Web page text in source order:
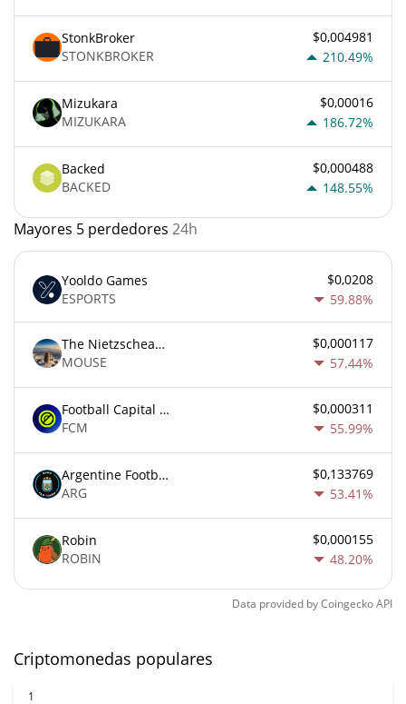
StonkBroker
STONKBROKER
$0,004981
210.49%
Mizukara
MIZUKARA
$0,00016
186.72%
Backed
BACKED
$0,000488
148.55%
Mayores 5 perdedores 24h
Yooldo Games
ESPORTS
$0,0208
59.88%
The Nietzschean Mouse
MOUSE
$0,000117
57.44%
Football Capital Markets
FCM
$0,000311
55.99%
Argentine Football Association Fan Token
ARG
$0,133769
53.41%
Robin
ROBIN
$0,000155
48.20%
Data provided byCoingeckoAPI
Criptomonedas populares
1